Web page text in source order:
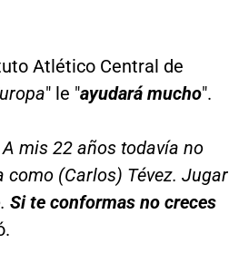
Atlético Central de
" le "ayudará mucho".
mis 22 años todavía no
(Carlos) Tévez. Jugar
Si te conformas no creces